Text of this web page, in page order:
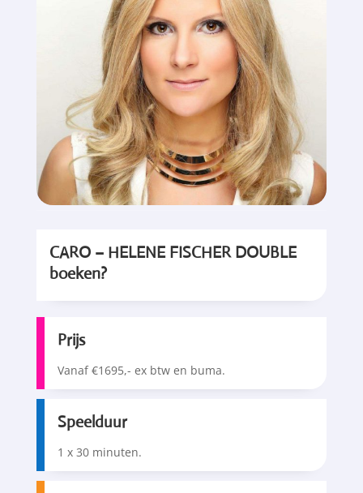
CARO – HELENE FISCHER DOUBLE
boeken?
Prijs
Vanaf €1695,- ex btw en buma.
Speelduur
1 x 30 minuten.